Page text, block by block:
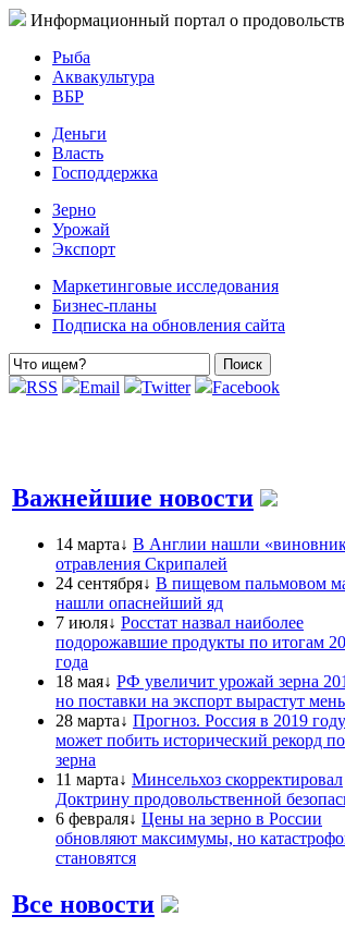
Информационный портал о
Рыба
Аквакультура
ВБР
Деньги
Власть
Господдержка
Зерно
Урожай
Экспорт
Маркетинговые исследования
Бизнес-планы
Подписка на обновления сайта
RSS Email Twitter Facebook
Важнейшие новости
14 марта↓ В Англии нашли
отравления Скрипалей
24 сентября↓ В пищевом пальмовом
нашли опаснейший яд
7 июля↓ Росстат назвал наиболее
подорожавшие продукты по итогам
года
18 мая↓ РФ увеличит урожай зерна
но поставки на экспорт вырастут
28 марта↓ Прогноз. Россия в 2019 году
может побить исторический рекорд
зерна
11 марта↓ Минсельхоз скорректировал
Доктрину продовольственной
6 февраля↓ Цены на зерно в России
обновляют максимумы, но
становятся
Все новости